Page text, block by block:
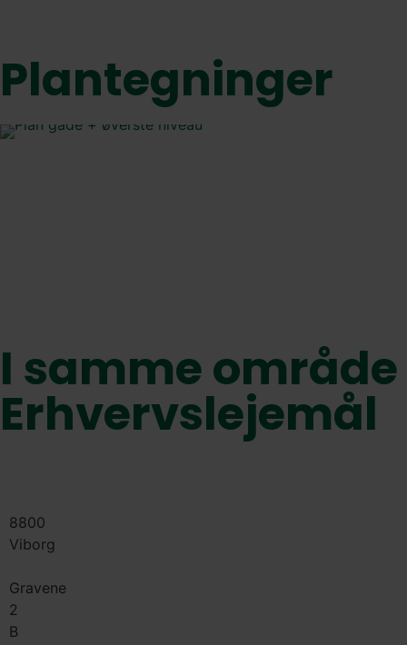
Plantegninger
I samme område
Erhvervslejemål
8800
Viborg
Gravene
2
B